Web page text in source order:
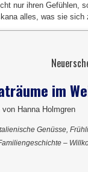
nur ihren Gefühlen,
alles, was sie
im
von Hanna Holmgren
Genüsse,
–